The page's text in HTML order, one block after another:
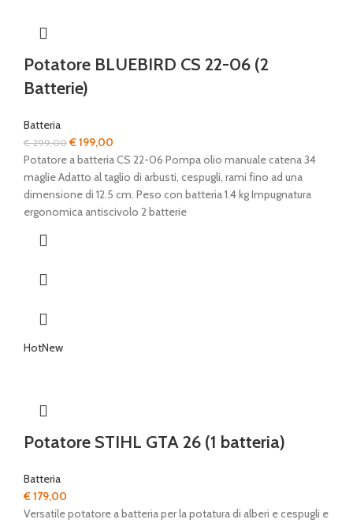
Potatore BLUEBIRD CS 22-06 (2
Batterie)
Batteria
€299,00Il
prezzo
originale
era:
€ 299,00.
€199,00
prezzo
attuale
è:
€ 199,00.
Potatore a batteria CS 22-06 Pompa olio manuale catena 34
maglie Adatto al taglio di arbusti, cespugli, rami fino ad una
dimensione di 12.5 cm. Peso con batteria 1.4 kg Impugnatura
ergonomica antiscivolo 2 batterie
HotNew
Potatore STIHL GTA 26 (1 batteria)
Batteria
€179,00
Versatile potatore a batteria per la potatura di alberi e cespugli e